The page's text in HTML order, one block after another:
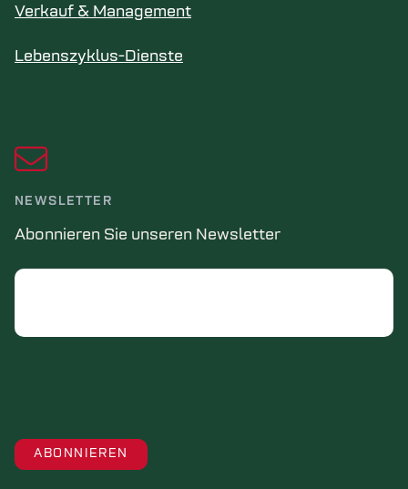
Verkauf & Management
Lebenszyklus-Dienste
NEWSLETTER
Abonnieren Sie unseren Newsletter
Email